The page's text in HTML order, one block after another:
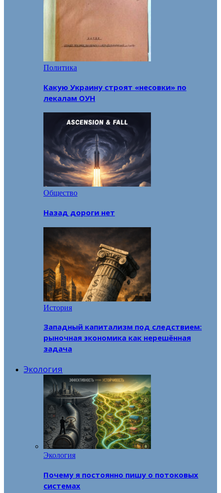
Политика
Какую Украину строят «несовки» по
лекалам ОУН
Общество
Назад дороги нет
История
Западный капитализм под следствием:
рыночная экономика как нерешённая
задача
Экология
Экология
Почему я постоянно пишу о потоковых
системах